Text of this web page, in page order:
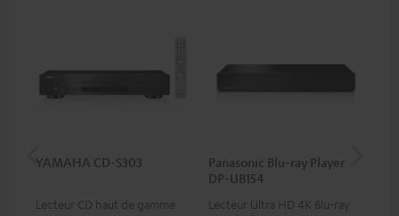
YAMAHA CD-S303
Lecteur CD haut de gamme
Panasonic Blu-ray Player
DP-UB154
Lecteur Ultra HD 4K Blu-ray